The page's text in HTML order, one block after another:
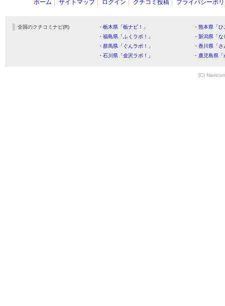
ホーム サイトマップ ログイン クチコミ投稿 プライバシーポ
全国のクチコミナビ(R) ・栃木県「栃ナビ！」
・熊本県「
・福島県「ふくラボ！」
・新潟県「
・群馬県「ぐんラボ！」
・香川県「
・石川県「金沢ラボ！」
・鹿児島県
(C)